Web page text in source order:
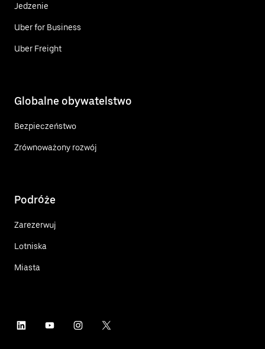
Jedzenie
Uber for Business
Uber Freight
Globalne obywatelstwo
Bezpieczeństwo
Zrównoważony rozwój
Podróże
Zarezerwuj
Lotniska
Miasta